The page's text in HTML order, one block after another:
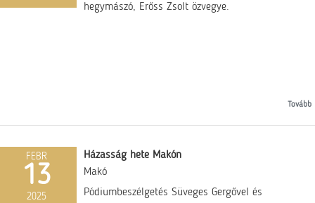
hegymászó, Erőss Zsolt özvegye.
Tovább
FEBR
13
2025
Házasság hete Makón
Makó
Pódiumbeszélgetés Süveges Gergővel és